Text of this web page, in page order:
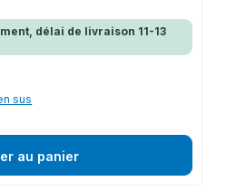
délai de livraison 11-13
sus
au panier